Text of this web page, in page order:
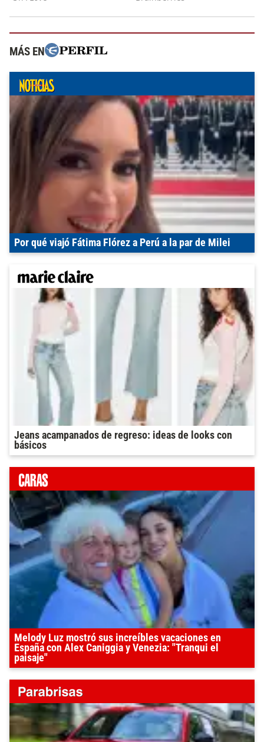
MÁS EN
Por qué viajó Fátima Flórez a Perú a la par de Milei
Jeans acampanados de regreso: ideas de looks con
básicos
Melody Luz mostró sus increíbles vacaciones en
España con Alex Caniggia y Venezia: "Tranqui el
paisaje"